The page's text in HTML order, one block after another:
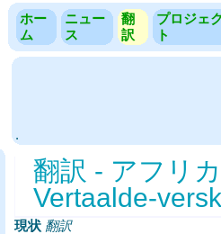
ホー
ム
ニュー
ス
翻
訳
プロジェ
ト
.
翻訳 - アフリ
Vertaalde-
現状 翻訳